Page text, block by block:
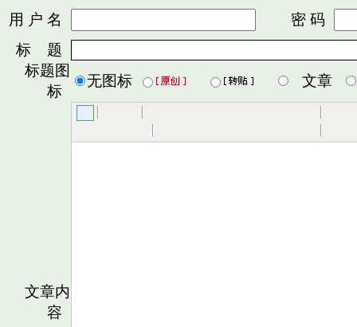
用 户 名
密 码
标 题
标题图
标
无图标 文章
文章内
容